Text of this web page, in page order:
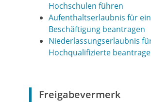
Hochschulen führen
Aufenthaltserlaubnis für
Beschäftigung beantragen
Niederlassungserlaubnis
Hochqualifizierte
Freigabevermerk